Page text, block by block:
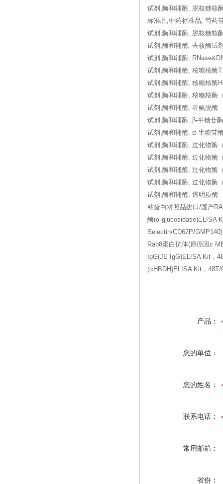
试剂,酶和辅酶, 脱核糖核
标准品,中药标准品, 芍药
试剂,酶和辅酶, 脱核糖核
试剂,酶和辅酶, 去核酶试
试剂,酶和辅酶,
试剂,酶和辅酶, 核糖核酶
试剂,酶和辅酶, 核糖核酶H
试剂,酶和辅酶, 核糖核酶
试剂,酶和辅酶, 谷氨脱酶
试剂,酶和辅酶, β-半糖苷酶
试剂,酶和辅酶, α-半糖苷
试剂,酶和辅酶, 过化物酶
试剂,酶和辅酶, 过化物酶
试剂,酶和辅酶, 过化物酶
试剂,酶和辅酶, 过化物酶
试剂,酶和辅酶, 透明质酶
粘蛋白对照品进口/国产
酶(α-glucosidase)ELISA
Selectin/CD62P/
Rab8蛋白抗体(原癌因c
IgG(JE IgG)ELISA Kit，
(αHBDH)ELISA Kit，48T/
产品：
您的单位：
您的姓名：
联系电话：
常用邮箱：
省份：